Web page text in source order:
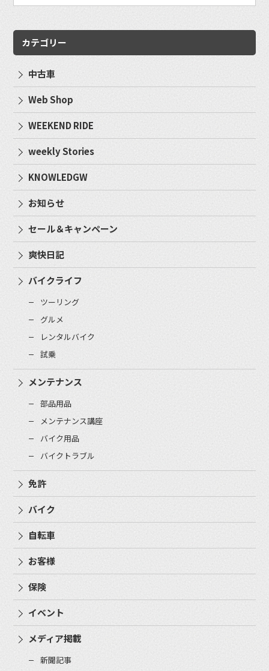
カテゴリー
中古車
Web Shop
WEEKEND RIDE
weekly Stories
KNOWLEDGW
お知らせ
セール＆キャンペーン
爽快日記
バイクライフ
ツーリング
グルメ
レンタルバイク
試乗
メンテナンス
部品用品
メンテナンス講座
バイク用品
バイクトラブル
免許
バイク
自転車
お客様
保険
イベント
メディア掲載
新聞記事